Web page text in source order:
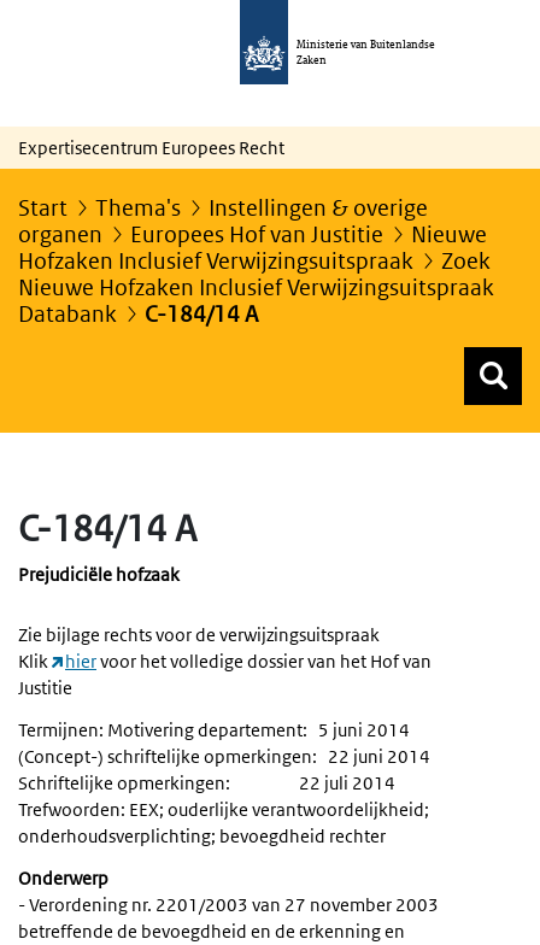
Ministerie van Buitenlandse
Zaken
Expertisecentrum Europees Recht
Start Thema's
Instellingen & overige
organen
Europees Hof van Justitie
Nieuwe
Hofzaken Inclusief Verwijzingsuitspraak
Zoek
Nieuwe Hofzaken Inclusief Verwijzingsuitspraak
Databank
C-184/14 A
C-184/14 A
Prejudiciële hofzaak
Zie bijlage rechts voor de verwijzingsuitspraak
Klik
hiervoor het volledige dossier van het Hof van
Justitie
Termijnen: Motivering departement: 5 juni 2014
(Concept-) schriftelijke opmerkingen: 22 juni 2014
Schriftelijke opmerkingen: 22 juli 2014
Trefwoorden: EEX; ouderlijke verantwoordelijkheid;
onderhoudsverplichting; bevoegdheid rechter
Onderwerp
- Verordening nr. 2201/2003 van 27 november 2003
betreffende de bevoegdheid en de erkenning en